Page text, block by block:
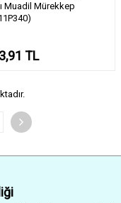
Muadil Mürekkep
TL